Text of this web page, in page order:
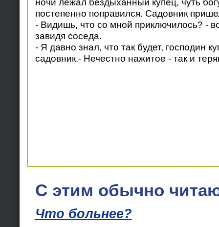
постепенно поправился. Садовник
- Видишь, что со мной приключилось? -
завидя соседа.
- Я давно знал, что так будет, господин
садовник.- Нечестно нажитое - так и
С этим обычно
Что больнее?